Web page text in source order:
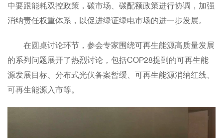
中要跟能耗双控政策，碳市场、碳配额政策进行协调，加强
消纳责任权重体系，以促进绿证绿电市场的进一步发展。
在圆桌讨论环节，参会专家围绕可再生能源高质量发展
的系列问题展开了热烈讨论，包括COP28提到的可再生能
源发展目标、分布式光伏备案暂缓、可再生能源消纳红线、
可再生能源入市等。